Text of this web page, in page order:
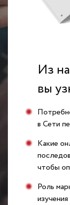
Из
вы
в Сети
Какие
чтобы
Роль